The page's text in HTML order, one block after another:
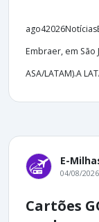
Embraer, em São
ASA/LATAM).A
E-
04/08/2026
Cartões